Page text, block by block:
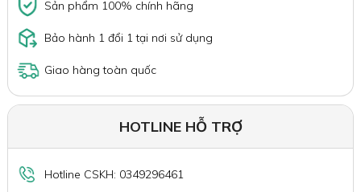
Sản phẩm 100% chính hãng
Bảo hành 1 đổi 1 tại nơi sử dụng
Giao hàng toàn quốc
HOTLINE HỖ TRỢ
Hotline CSKH: 0349296461